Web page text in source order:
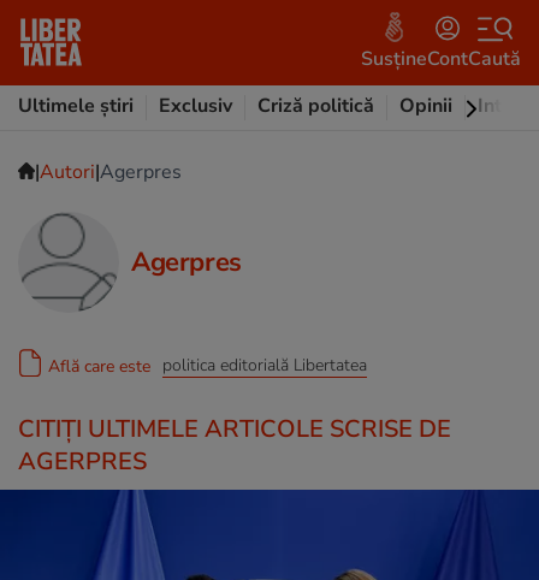
SusțineContCaută
Ultimele știri
Exclusiv Criză politică Opinii
|Autori|Agerpres
Agerpres
Află care este politica editorială Libertatea
CITIȚI ULTIMELE ARTICOLE SCRISE DE
AGERPRES